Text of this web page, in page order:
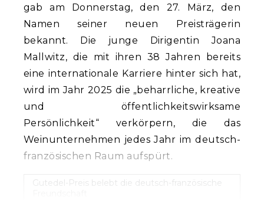
gab am Donnerstag, den 27. März, den
Namen seiner neuen Preisträgerin
bekannt. Die junge Dirigentin Joana
Mallwitz, die mit ihren 38 Jahren bereits
eine internationale Karriere hinter sich hat,
wird im Jahr 2025 die „beharrliche, kreative
und öffentlichkeitswirksame
Persönlichkeit“ verkörpern, die das
Weinunternehmen jedes Jahr im deutsch-
französischen Raum aufspürt.
Gutedel-Preis belebt die deutsch-französische